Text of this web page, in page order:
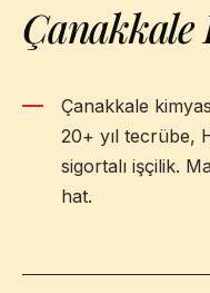
Çanakkale
20+ yıl tecrübe,
sigortalı işçilik.
hat.